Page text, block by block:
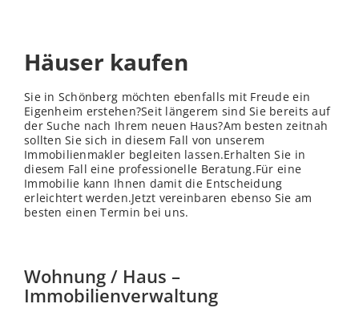
Häuser kaufen
Sie in Schönberg möchten ebenfalls mit Freude ein
Eigenheim erstehen?Seit längerem sind Sie bereits auf
der Suche nach Ihrem neuen Haus?Am besten zeitnah
sollten Sie sich in diesem Fall von unserem
Immobilienmakler begleiten lassen.Erhalten Sie in
diesem Fall eine professionelle Beratung.Für eine
Immobilie kann Ihnen damit die Entscheidung
erleichtert werden.Jetzt vereinbaren ebenso Sie am
besten einen Termin bei uns.
Wohnung / Haus –
Immobilienverwaltung